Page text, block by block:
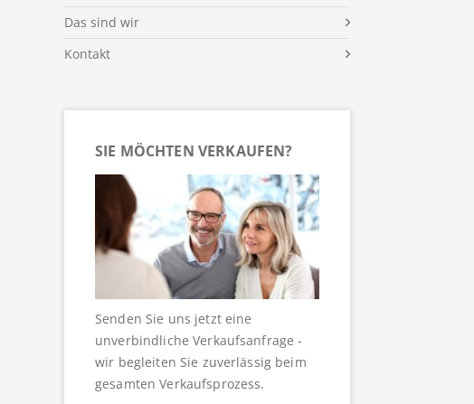
Das sind wir
Kontakt
SIE MÖCHTEN VERKAUFEN?
Senden Sie uns jetzt eine
unverbindliche Verkaufsanfrage -
wir begleiten Sie zuverlässig beim
gesamten Verkaufsprozess.